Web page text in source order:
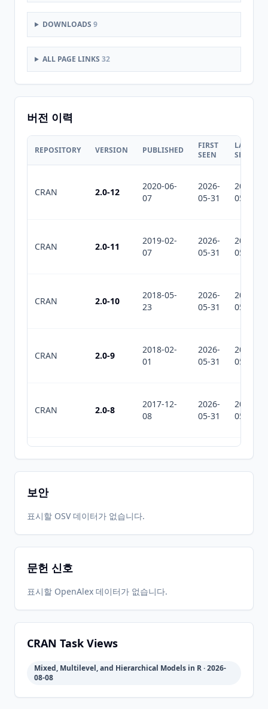
DOWNLOADS 9
ALL PAGE LINKS 32
버전 이력
REPOSITORY VERSION PUBLISHED
FIRST
SEEN
LAST
SEEN
CRAN 2.0-12
2020-06-
07
2026-
05-31
2026-
05-31
CRAN 2.0-11
2019-02-
07
2026-
05-31
2026-
05-31
CRAN 2.0-10
2018-05-
23
2026-
05-31
2026-
05-31
CRAN 2.0-9
2018-02-
01
2026-
05-31
2026-
05-31
CRAN 2.0-8
2017-12-
08
2026-
05-31
2026-
05-31
2016-11-
08
2026-
05-31
2026-
05-31
CRAN 2.0-4
CRAN
2014-12-
2026-
2026-
CRAN
보안
표시할 OSV 데이터가 없습니다.
문헌 신호
표시할 OpenAlex 데이터가 없습니다.
CRAN Task Views
Mixed, Multilevel, and Hierarchical Models in R · 2026-
08-08